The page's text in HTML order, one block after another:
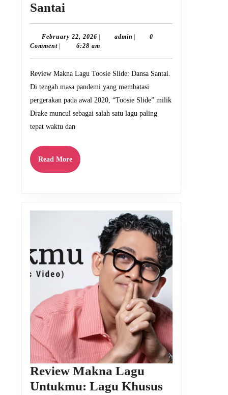
Santai
Makna
Lagu
Slide:
Dansa
Santai
February 22, 2026 February
22,
admin admin0
Comment
6:28 am
Review Makna Lagu Toosie Slide: Dansa Santai.
Di tengah masa pandemi yang membatasi
pergerakan pada awal 2020, “Toosie Slide” milik
Drake muncul sebagai salah satu lagu paling
tepat waktu dan
Read MoreRead
More
Review Makna Lagu
Untukmu: Lagu Khusus